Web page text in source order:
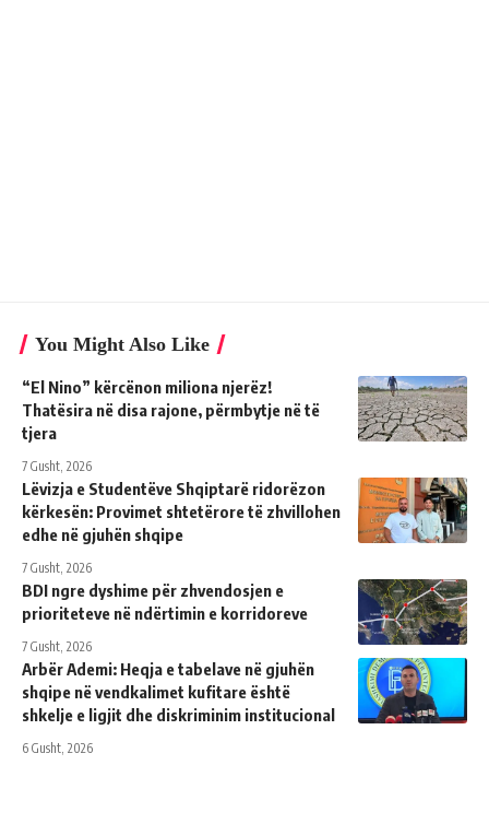
You Might Also Like
“El Nino” kërcënon miliona njerëz!
Thatësira në disa rajone, përmbytje në të
tjera
7 Gusht, 2026
Lëvizja e Studentëve Shqiptarë ridorëzon
kërkesën: Provimet shtetërore të zhvillohen
edhe në gjuhën shqipe
7 Gusht, 2026
BDI ngre dyshime për zhvendosjen e
prioriteteve në ndërtimin e korridoreve
7 Gusht, 2026
Arbër Ademi: Heqja e tabelave në gjuhën
shqipe në vendkalimet kufitare është
shkelje e ligjit dhe diskriminim institucional
6 Gusht, 2026